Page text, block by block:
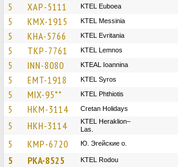
5 XAP-5111 ΚΤΕL Euboea
5 KMX-1915 KTEL Messinia
5 KHA-5766 ΚΤΕL Evritania
5 TKP-7761 KTEL Lemnos
5 INN-8080 KTEAL Ioannina
5 EMT-1918 KTEL Syros
5 MIX-95** ΚΤΕL Phthiotis
5 HKM-3114 Cretan Holidays
5 HKH-3114
KTEL Heraklion–
Las.
5 KMP-6720 Ю. Эгейские о.
5 PKA-8525 ΚΤΕL Rodou